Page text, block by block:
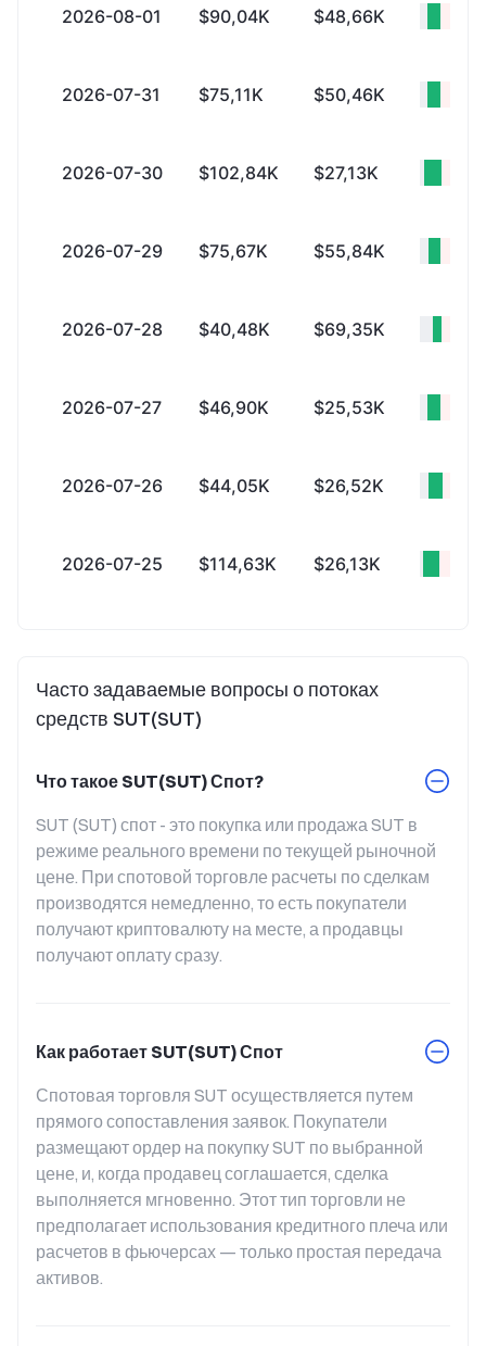
2026-08-01 $90,04K $48,66K
2026-07-31 $75,11K $50,46K
2026-07-30 $102,84K $27,13K
2026-07-29 $75,67K $55,84K
2026-07-28 $40,48K $69,35K
2026-07-27 $46,90K $25,53K
2026-07-26 $44,05K $26,52K
2026-07-25 $114,63K $26,13K
Часто задаваемые вопросы о потоках
средств SUT(SUT)
Что такое SUT(SUT) Спот?
SUT (SUT) спот - это покупка или продажа SUT в
режиме реального времени по текущей рыночной
цене. При спотовой торговле расчеты по сделкам
производятся немедленно, то есть покупатели
получают криптовалюту на месте, а продавцы
получают оплату сразу.
Как работает SUT(SUT) Спот
Спотовая торговля SUT осуществляется путем
прямого сопоставления заявок. Покупатели
размещают ордер на покупку SUT по выбранной
цене, и, когда продавец соглашается, сделка
выполняется мгновенно. Этот тип торговли не
предполагает использования кредитного плеча или
расчетов в фьючерсах — только простая передача
активов.